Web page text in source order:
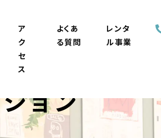
ア
ク
セ
ス
よくあ
る質問
レンタ
ル事業
ョン